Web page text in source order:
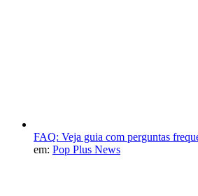
FAQ: Veja guia com perguntas
em: Pop Plus News